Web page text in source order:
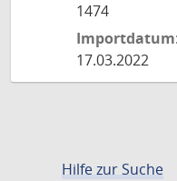
1474
17.03.2022
Hilfe zur Suche